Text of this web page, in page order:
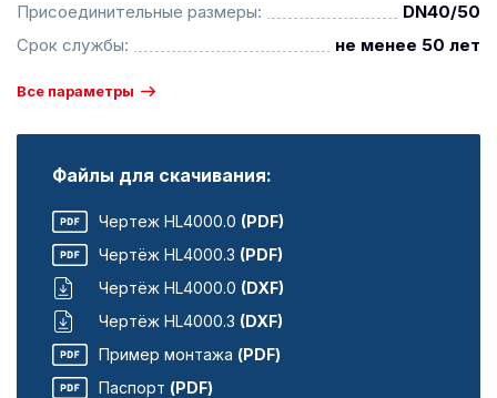
Присоединительные размеры:
DN40/50
Срок службы:
не менее 50 лет
Все параметры
Файлы для скачивания:
Чертеж HL4000.0 (PDF)
Чертёж HL4000.3 (PDF)
Чертёж HL4000.0 (DXF)
Чертёж HL4000.3 (DXF)
Пример монтажа (PDF)
Паспорт (PDF)